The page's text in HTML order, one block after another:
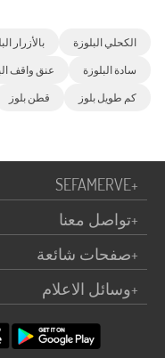
الكحلي البلوزة بالأزرار
سادة البلوزة عنق واقف
كم طويل بلوز قطن بلوز
SEFAMERVE+
تواصل معنا+
صفحات شائعة+
وسائل الاعلام+